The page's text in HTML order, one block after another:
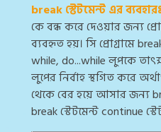
break স্টেটমেন্ট এর
কে বন্ধ করে দেওয়ার জন্য
ব্যবহৃত হয়। সি প্রোগ্রামে
while, do...while লুপকে
লুপের নির্বাহ স্থগিত করে
থেকে বের হয়ে আসার জন্য
break স্টেটমেন্ট continue